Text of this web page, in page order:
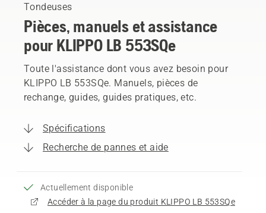
Tondeuses
Pièces, manuels et assistance
pour KLIPPO LB 553SQe
Toute l'assistance dont vous avez besoin pour
KLIPPO LB 553SQe. Manuels, pièces de
rechange, guides, guides pratiques, etc.
Spécifications
Recherche de pannes et aide
Actuellement disponible
Accéder à la page du produit KLIPPO LB 553SQe